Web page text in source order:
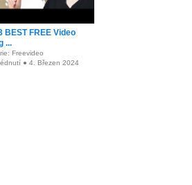
BEST FREE Video
...
Freevideo
● 4. Březen 2024